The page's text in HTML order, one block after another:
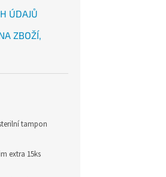
ÚDAJŮ
ZBOŽÍ,
tampon
extra 15ks